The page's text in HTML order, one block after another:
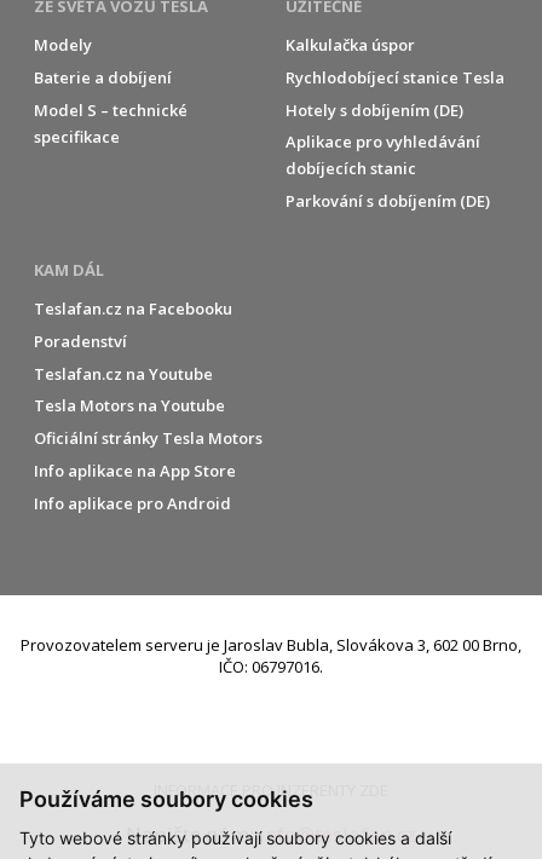
Používáme soubory cookies
Tyto webové stránky používají soubory cookies a další
ZE SVĚTA VOZŮ TESLA
Modely
Baterie a dobíjení
Model S – technické
specifikace
UŽITEČNÉ
Kalkulačka úspor
Rychlodobíjecí stanice Tesla
Hotely s dobíjením (DE)
Aplikace pro vyhledávání
dobíjecích stanic
Parkování s dobíjením (DE)
KAM DÁL
Teslafan.cz na Facebooku
Poradenství
Teslafan.cz na Youtube
Tesla Motors na Youtube
Oficiální stránky Tesla Motors
Info aplikace na App Store
Info aplikace pro Android
Provozovatelem serveru je Jaroslav Bubla, Slovákova 3, 602 00 Brno,
IČO: 06797016.
INFORMACE PRO INZERENTY ZDE
Napište nám:info@teslafan.cz